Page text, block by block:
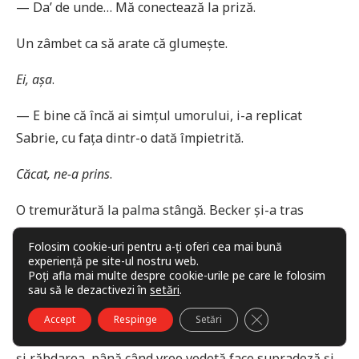
— Da’ de unde… Mă conectează la priză.
Un zâmbet ca să arate că glumește.
Ei, așa.
— E bine că încă ai simțul umorului, i-a replicat
Sabrie, cu fața dintr-o dată împietrită.
Căcat, ne-a prins.
O tremurătură la palma stângă. Becker și-a tras
mâinile de pe masă și le-a ascuns în poală.
— Bun, a continuat Sabrie în cele din urmă. Să
începem. Trebuie să recunosc, am fost surprinsă că
Forțele Speciale au aprobat să vorbim. Reacția
normală în astfel de cazuri este refuzul de a comenta
Folosim cookie-uri pentru a-ți oferi cea mai bună
experiență pe site-ul nostru web.
Poți afla mai multe despre cookie-urile pe care le folosim
sau să le dezactivezi în setări.
Accept Respinge Setări CLOSE GDPR